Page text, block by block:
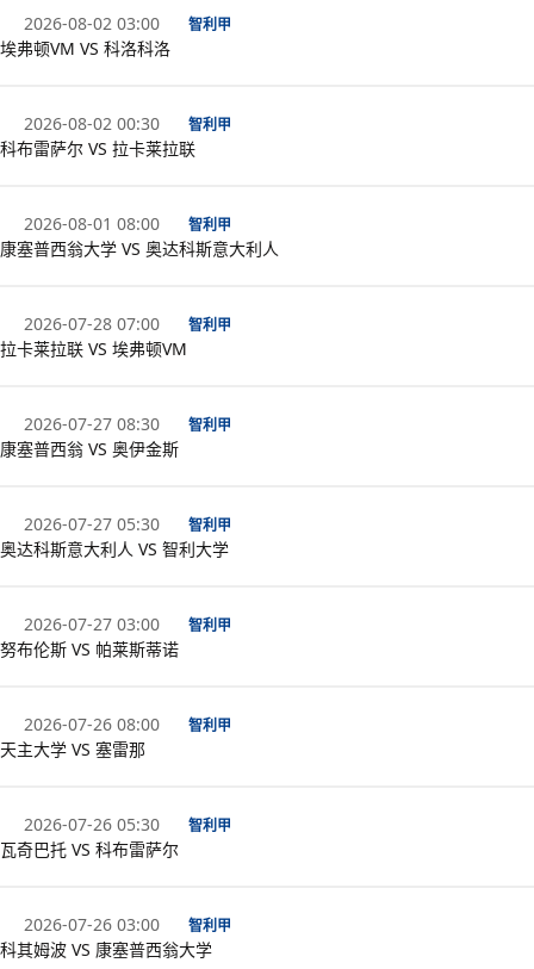
2026-08-02 03:00 智利甲
埃弗顿VM VS 科洛科洛
2026-08-02 00:30 智利甲
科布雷萨尔 VS 拉卡莱拉联
2026-08-01 08:00 智利甲
康塞普西翁大学 VS 奥达科斯意大利人
2026-07-28 07:00 智利甲
拉卡莱拉联 VS 埃弗顿VM
2026-07-27 08:30 智利甲
康塞普西翁 VS 奥伊金斯
2026-07-27 05:30 智利甲
奥达科斯意大利人 VS 智利大学
2026-07-27 03:00 智利甲
努布伦斯 VS 帕莱斯蒂诺
2026-07-26 08:00 智利甲
天主大学 VS 塞雷那
2026-07-26 05:30 智利甲
瓦奇巴托 VS 科布雷萨尔
2026-07-26 03:00 智利甲
科其姆波 VS 康塞普西翁大学